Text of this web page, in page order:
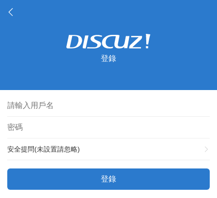
登錄
安全提問(未設置請忽略)
登錄